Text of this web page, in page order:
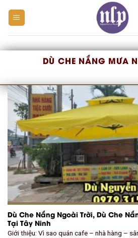
DÙ CHE NẮNG MƯA
Dù Che Nắng Ngoài Trời, Dù Che
Tại Tây Ninh
Giới thiệu: Vì sao quán cafe – nhà hàng –